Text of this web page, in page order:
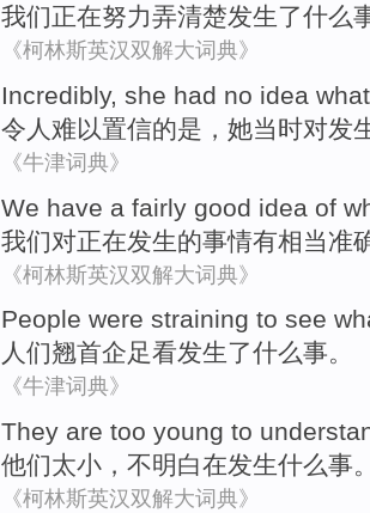
我们正在努力弄清楚发生了什么
《柯林斯英汉双解大词典》
Incredibly, she had no idea what
令人难以置信的是 ， 她当时对发
《牛津词典》
We have a fairly good idea of
我们对正在发生的事情有相当准
《柯林斯英汉双解大词典》
People were straining to see
人们翘首企足看发生了什么事。
《牛津词典》
They are too young to
他们太小 ， 不明白在发生什么事
《柯林斯英汉双解大词典》